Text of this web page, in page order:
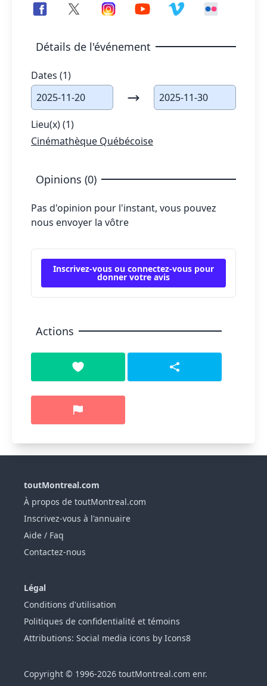
Détails de l'événement
Dates (1)
2025-11-20
2025-11-30
Lieu(x) (1)
Cinémathèque Québécoise
Opinions (0)
Pas d'opinion pour l'instant, vous pouvez
nous envoyer la vôtre
Inscrivez-vous ou connectez-vous pour
donner votre avis
Actions
toutMontreal.com
À propos de toutMontreal.com
Inscrivez-vous à l'annuaire
Aide / Faq
Contactez-nous
Légal
Conditions d'utilisation
Politiques de confidentialité et témoins
Attributions: Social media icons by Icons8
Copyright © 1996-2026 toutMontreal.com enr.